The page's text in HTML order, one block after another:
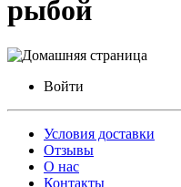
рыбой
Войти
Условия доставки
Отзывы
О нас
Контакты